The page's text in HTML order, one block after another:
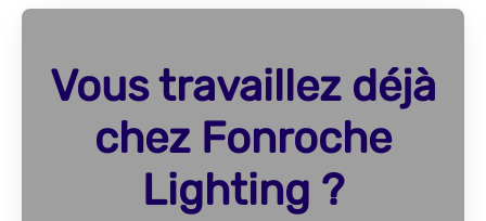
Vous travaillez déjà
chez Fonroche
Lighting ?